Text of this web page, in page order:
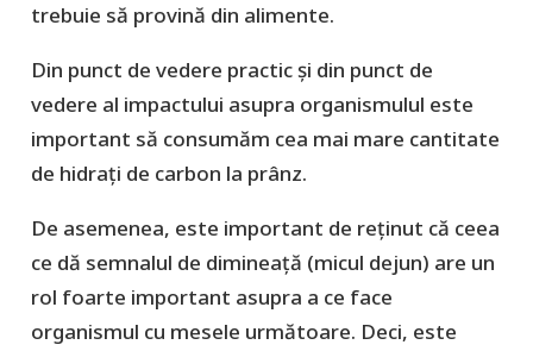
trebuie să provină din alimente.
Din punct de vedere practic și din punct de
vedere al impactului asupra organismulul este
important să consumăm cea mai mare cantitate
de hidrați de carbon la prânz.
De asemenea, este important de reținut că ceea
ce dă semnalul de dimineață (micul dejun) are un
rol foarte important asupra a ce face
organismul cu mesele următoare. Deci, este